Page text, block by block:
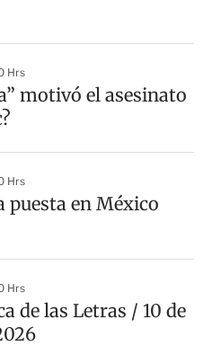
Hrs
motivó el asesinato
Hrs
puesta en México
Hrs
de las Letras / 10 de